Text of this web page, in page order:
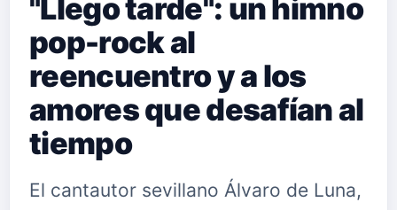
"Llego tarde": un himno
pop-rock al
reencuentro y a los
amores que desafían al
tiempo
El cantautor sevillano Álvaro de Luna,